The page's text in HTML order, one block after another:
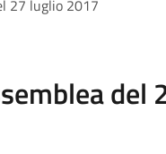
27 luglio 2017
del